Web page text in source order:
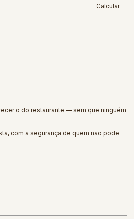
Calcular
o do restaurante — sem que ninguém
com a segurança de quem não pode